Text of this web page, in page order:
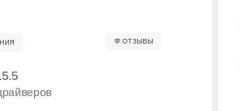
💬ОТЗЫВЫ